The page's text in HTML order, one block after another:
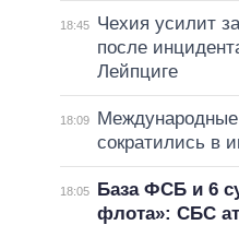
18:45
Чехия усилит
после
Лейпциге
18:09
сократились в
18:05
База ФСБ и 6
флота»: СБС